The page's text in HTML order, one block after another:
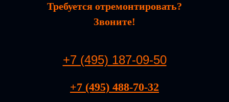
Требуется отремонтировать?
Звоните!
+7 (495) 187-09-50
+7 (495) 488-70-32